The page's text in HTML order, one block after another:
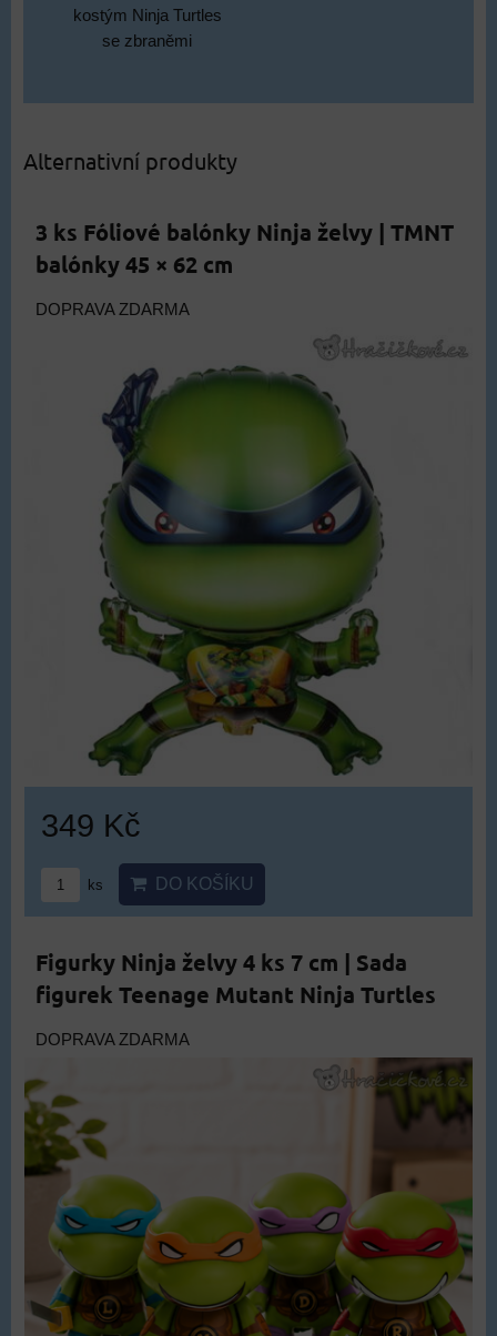
kostým Ninja Turtles
se zbraněmi
Alternativní produkty
3 ks Fóliové balónky Ninja želvy | TMNT
balónky 45 × 62 cm
DOPRAVA ZDARMA
349 Kč
ks DO KOŠÍKU
Figurky Ninja želvy 4 ks 7 cm | Sada
figurek Teenage Mutant Ninja Turtles
DOPRAVA ZDARMA